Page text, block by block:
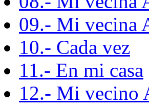
09.- Mi vecina
10.- Cada vez
11.- En mi casa
12.- Mi vecino